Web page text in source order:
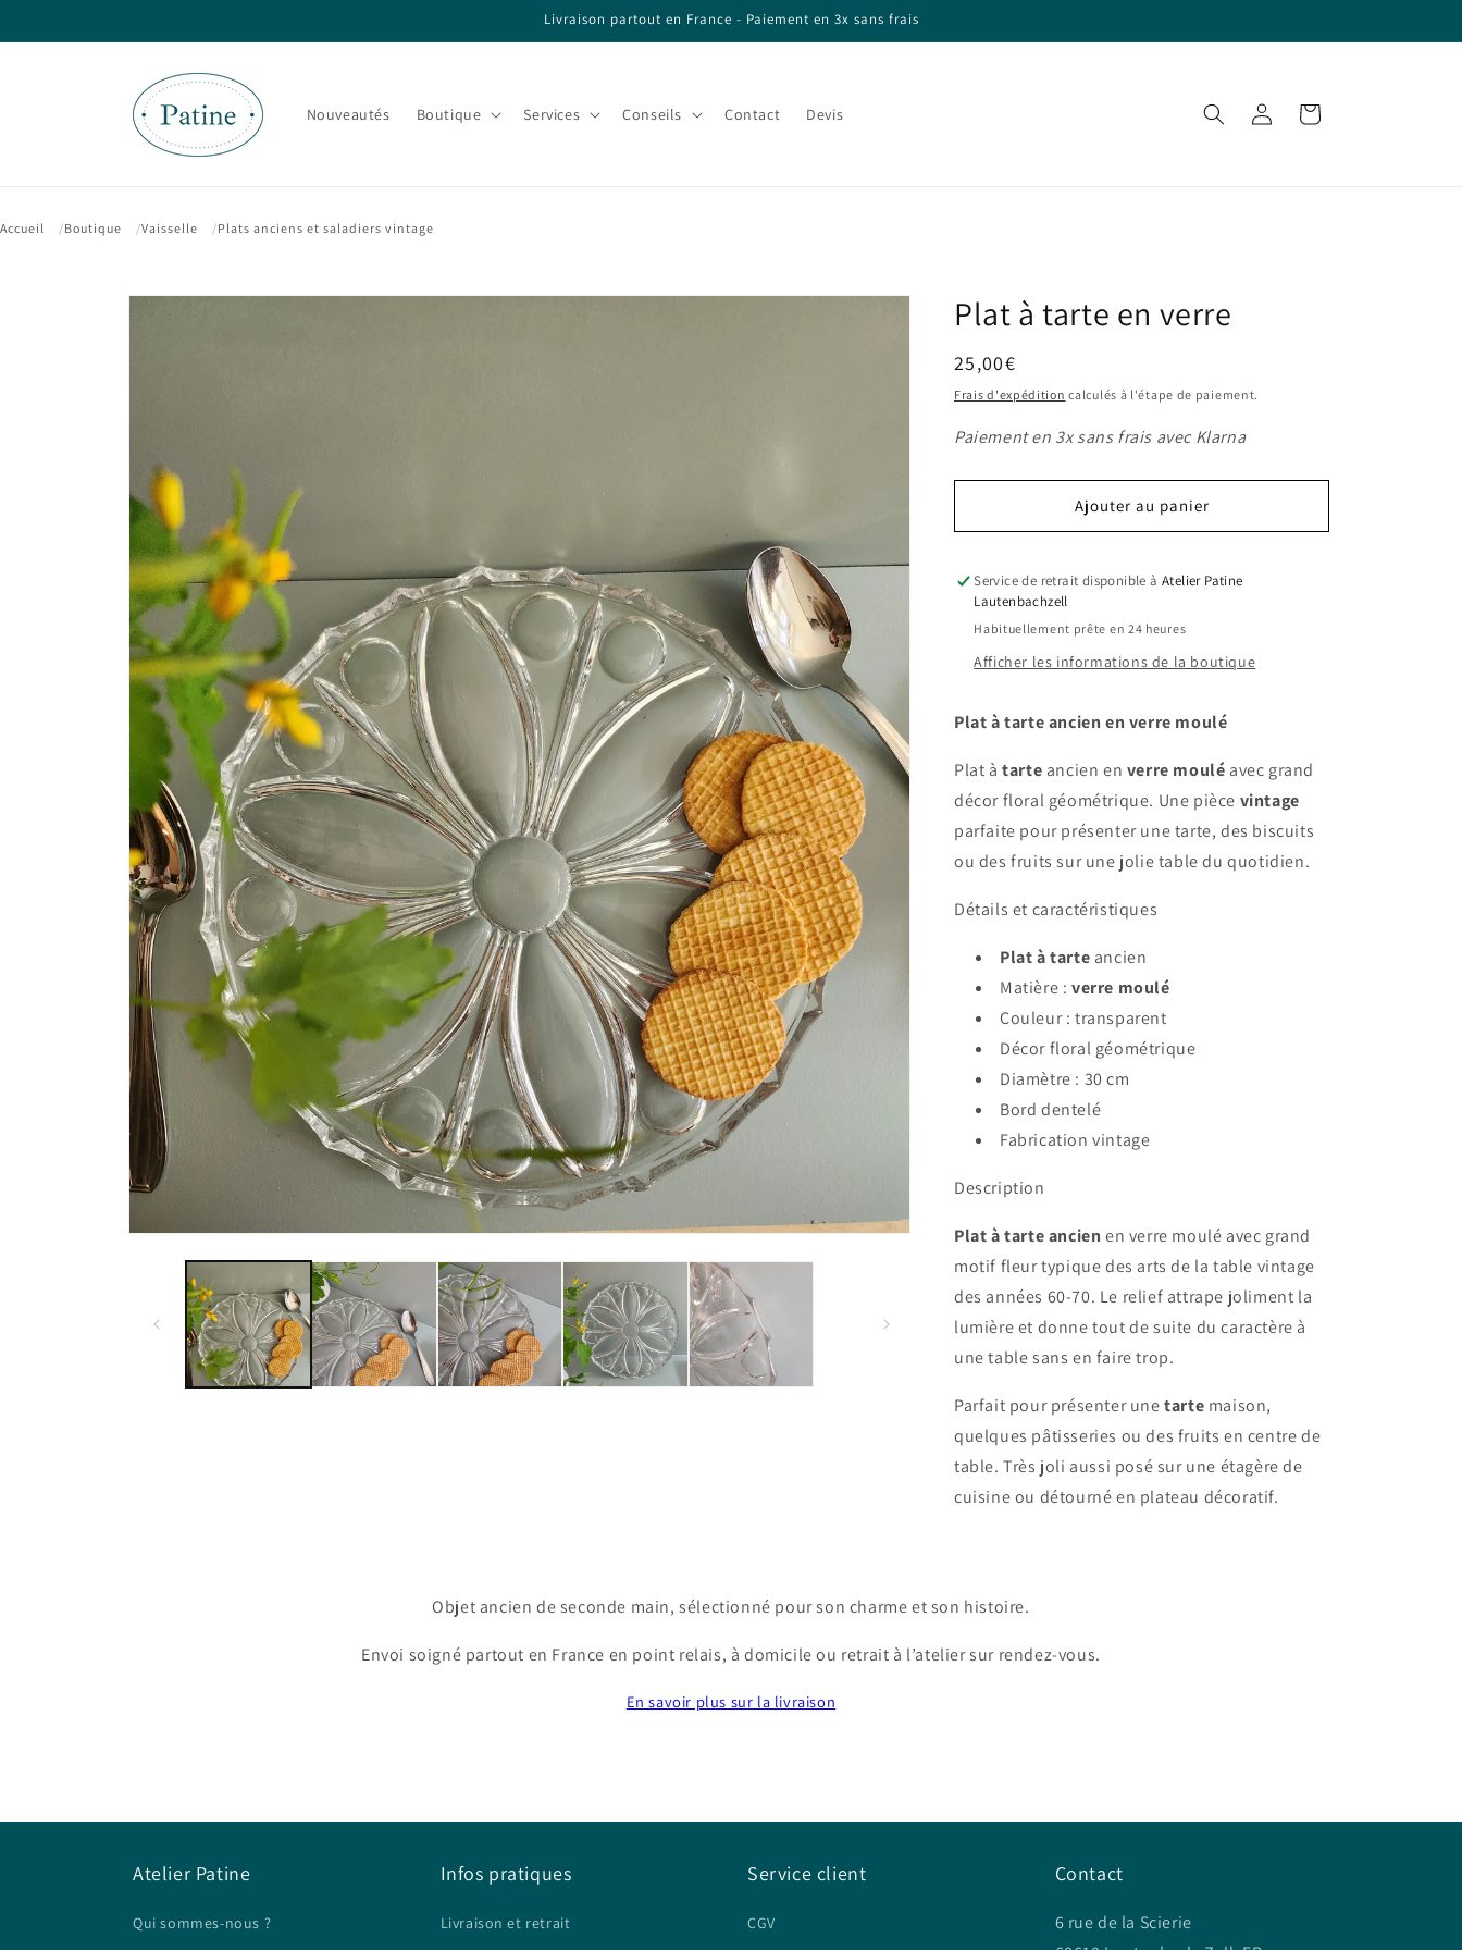
Livraison partout en France - Paiement en 3x sans frais
Nouveautés Boutique Services Conseils Contact Devis Connexion Panier
Accueil Boutique Vaisselle Plats anciens et saladiers vintage
Passer aux
informations
Plat à tarte en verre
Prix
habituel
25,00€
Frais d'expédition calculés à l'étape de paiement.
Paiement en 3x sans frais avec Klarna
Ajouter au panier
Service de retrait disponible à Atelier Patine
Lautenbachzell
Habituellement prête en 24 heures
Afficher les informations de la boutique
Plat à tarte ancien en verre moulé
Plat àtarte ancien en verre moulé avec grand
décor floral géométrique. Une pièce vintage
parfaite pour présenter une tarte, des biscuits
ou des fruits sur une jolie table du quotidien.
Détails et caractéristiques
Plat à tarte ancien
Matière : verre moulé
Couleur : transparent
Décor floral géométrique
Diamètre : 30 cm
Bord dentelé
Fabrication vintage
Description
Plat à tarte ancien en verre moulé avec grand
motif fleur typique des arts de la table vintage
des années 60-70. Le relief attrape joliment la
lumière et donne tout de suite du caractère à
une table sans en faire trop.
Parfait pour présenter unetarte maison,
quelques pâtisseries ou des fruits en centre de
table. Très joli aussi posé sur une étagère de
cuisine ou détourné en plateau décoratif.
Objet ancien de seconde main, sélectionné pour son charme et son histoire.
Envoi soigné partout en France en point relais, à domicile ou retrait à l’atelier sur rendez-vous.
En savoir plus sur la livraison
Atelier Patine
Qui sommes-nous ?
Infos pratiques
Livraison et retrait
Service client
CGV
Contact
6 rue de la Scierie